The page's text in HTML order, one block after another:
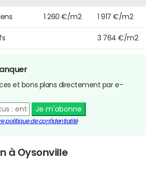
1 260 €/m2 1 917 €/m2
3 764 €/m2
et bons plans directement par e-
Je m'abonne
politique de confidentialité
à Oysonville